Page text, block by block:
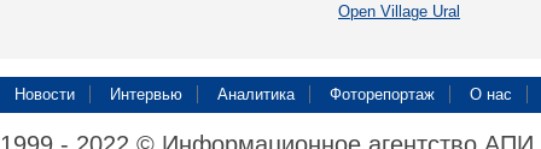
Open Village Ural
Новости Интервью Аналитика Фоторепортаж О нас